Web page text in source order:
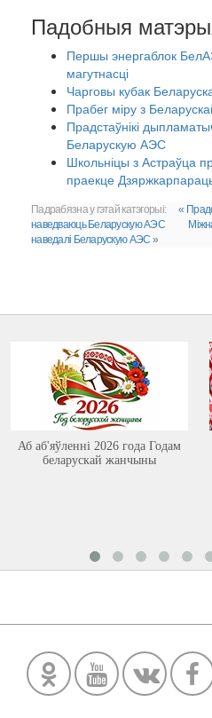
Падобныя
Першы энергаблок
магутнасці
Чарговы кубак
Прабег міру з
Прадстаўнікі
Беларускую АЭС
Школьніцы з Астраўца
праекце
Падрабязна у гэтай катэгорыі:
«
наведваюць Беларускую АЭС
наведалі Беларускую АЭС »
Аб аб'яўленні 2026 года Годам
беларускай жанчыны